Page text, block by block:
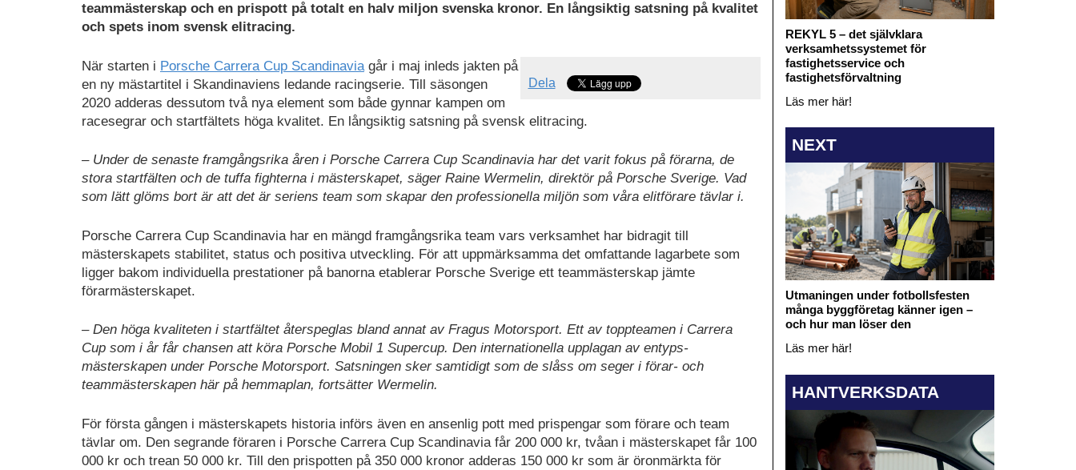
teammästerskap och en prispott på totalt en halv miljon svenska kronor. En långsiktig satsning på kvalitet
och spets inom svensk elitracing.
Dela
När starten i Porsche Carrera Cup Scandinaviagår i maj inleds jakten på
en ny mästartitel i Skandinaviens ledande racingserie. Till säsongen
2020 adderas dessutom två nya element som både gynnar kampen om
racesegrar och startfältets höga kvalitet. En långsiktig satsning på svensk elitracing.
– Under de senaste framgångsrika åren i Porsche Carrera Cup Scandinavia har det varit fokus på förarna, de
stora startfälten och de tuffa fighterna i mästerskapet, säger Raine Wermelin, direktör på Porsche Sverige. Vad
som lätt glöms bort är att det är seriens team som skapar den professionella miljön som våra elitförare tävlar i.
Porsche Carrera Cup Scandinavia har en mängd framgångsrika team vars verksamhet har bidragit till
mästerskapets stabilitet, status och positiva utveckling. För att uppmärksamma det omfattande lagarbete som
ligger bakom individuella prestationer på banorna etablerar Porsche Sverige ett teammästerskap jämte
förarmästerskapet.
– Den höga kvaliteten i startfältet återspeglas bland annat av Fragus Motorsport. Ett av toppteamen i Carrera
Cup som i år får chansen att köra Porsche Mobil 1 Supercup. Den internationella upplagan av entyps-
mästerskapen under Porsche Motorsport. Satsningen sker samtidigt som de slåss om seger i förar- och
teammästerskapen här på hemmaplan, fortsätter Wermelin.
För första gången i mästerskapets historia införs även en ansenlig pott med prispengar som förare och team
tävlar om. Den segrande föraren i Porsche Carrera Cup Scandinavia får 200 000 kr, tvåan i mästerskapet får 100
000 kr och trean 50 000 kr. Till den prispotten på 350 000 kronor adderas 150 000 kr som är öronmärkta för
REKYL 5 – det självklara
verksamhetssystemet för
fastighetsservice och
fastighetsförvaltning
Läs mer här!
NEXT
Utmaningen under fotbollsfesten
många byggföretag känner igen –
och hur man löser den
Läs mer här!
HANTVERKSDATA